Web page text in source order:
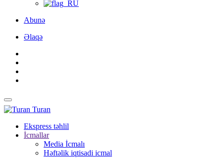
Abunə
Əlaqə
Turan
Ekspress təhlil
İcmallar
Media İcmalı
Həftəlik iqtisadi icmal